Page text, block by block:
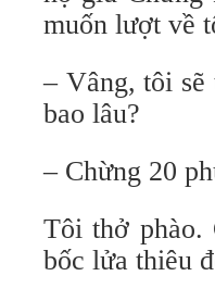
muốn lượt về
– Vâng, tôi
bao lâu?
– Chừng 20
Tôi thở phào.
bốc lửa thiêu